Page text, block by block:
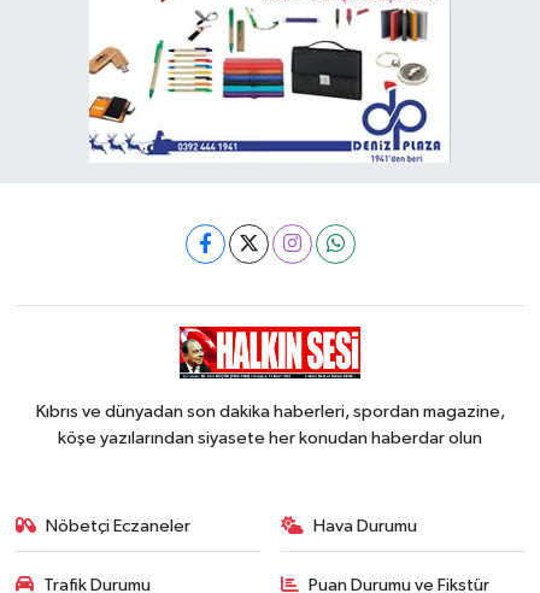
Kıbrıs ve dünyadan son dakika haberleri, spordan magazine,
köşe yazılarından siyasete her konudan haberdar olun
Nöbetçi Eczaneler Hava Durumu
Trafik Durumu Puan Durumu ve Fikstür